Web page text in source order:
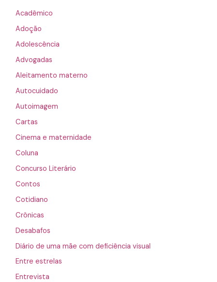
Acadêmico
Adoção
Adolescência
Advogadas
Aleitamento materno
Autocuidado
Autoimagem
Cartas
Cinema e maternidade
Coluna
Concurso Literário
Contos
Cotidiano
Crônicas
Desabafos
Diário de uma mãe com deficiência visual
Entre estrelas
Entrevista